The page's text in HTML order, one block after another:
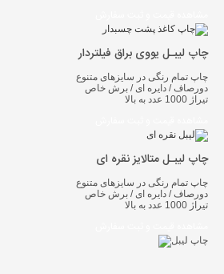
چاپ لیبـل یووی براق فیلتردار
چاپ تمام رنگی در سایزهای متنوع
دورصاف / دایره ای / برش خاص
تیراژ 1000 عدد به بالا
چاپ لیبـل متالایز نقره ای
چاپ تمام رنگی در سایزهای متنوع
دورصاف / دایره ای / برش خاص
تیراژ 1000 عدد به بالا